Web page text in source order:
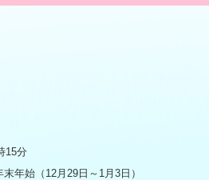
15分
年始（12月29日～1月3日）